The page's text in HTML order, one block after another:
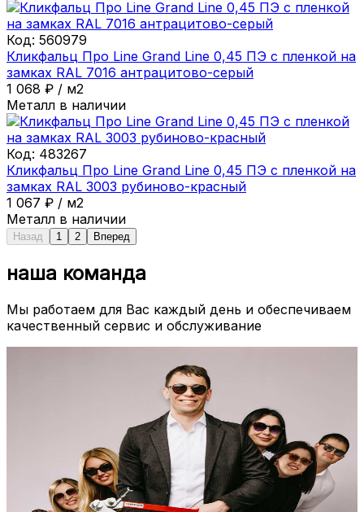
Код: 560979
Кликфальц Про Line Grand Line 0,45 ПЭ с пленкой на
замках RAL 7016 антрацитово-серый
1 068 ₽ / м2
Металл в наличии
Код: 483267
Кликфальц Про Line Grand Line 0,45 ПЭ с пленкой на
замках RAL 3003 рубиново-красный
1 067 ₽ / м2
Металл в наличии
Назад 1 2 Вперед
наша команда
Мы работаем для Вас каждый день и обеспечиваем
качественный сервис и обслуживание